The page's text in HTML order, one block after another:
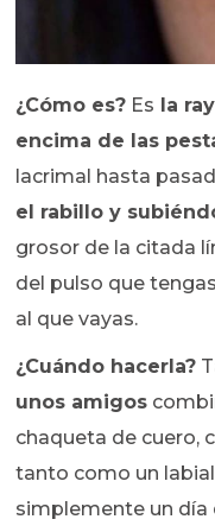
¿Cómo es? Es la
encima de las
lacrimal hasta
el rabillo y
grosor de la citada
del pulso que
al que vayas.
¿Cuándo hacerla?
unos amigos
chaqueta de cuero,
tanto como un
simplemente un